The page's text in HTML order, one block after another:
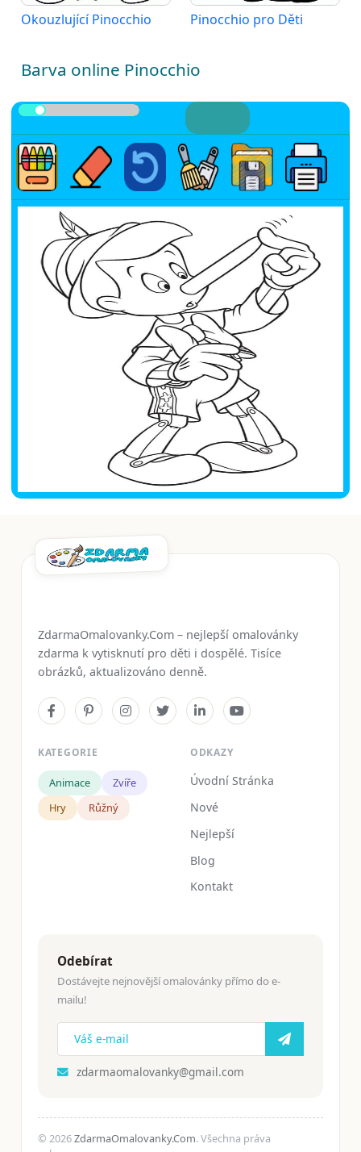
Okouzlující Pinocchio Pinocchio pro Děti
Barva online Pinocchio
ZdarmaOmalovanky.Com – nejlepší omalovánky
zdarma k vytisknutí pro děti i dospělé. Tisíce
obrázků, aktualizováno denně.
KATEGORIE
Animace
Zvíře
Hry
Růžný
ODKAZY
Úvodní Stránka
Nové
Nejlepší
Blog
Kontakt
Odebírat
Dostávejte nejnovější omalovánky přímo do e-
mailu!
zdarmaomalovanky@gmail.com
© 2026ZdarmaOmalovanky.Com. Všechna práva